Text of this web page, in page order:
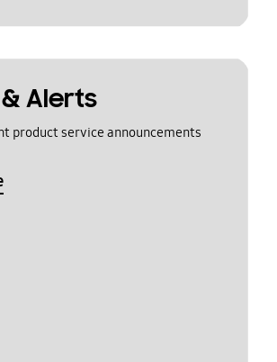
Alerts
product service announcements